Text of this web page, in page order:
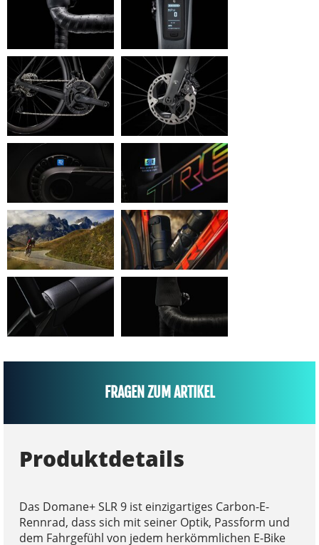
FRAGEN ZUM ARTIKEL
Produktdetails
Das Domane+ SLR 9 ist einzigartiges Carbon-E-
Rennrad, dass sich mit seiner Optik, Passform und
dem Fahrgefühl von jedem herkömmlichen E-Bike